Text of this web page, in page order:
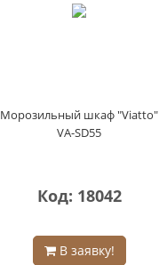
Морозильный шкаф "Viatto"
VA-SD55
Код: 18042
В заявку!